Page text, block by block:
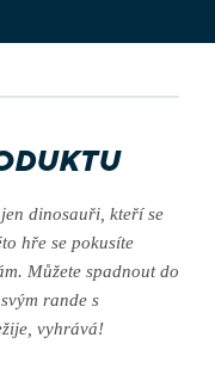
dinosauři, kteří se
hře se pokusíte
Můžete spadnout do
rande s
vyhrává!